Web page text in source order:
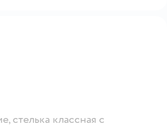
стелька классная с